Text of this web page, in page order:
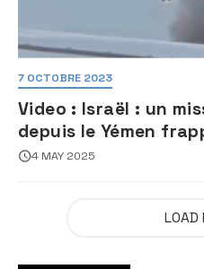
7 OCTOBRE 2023
Video : Israël : un
depuis le Yémen
3 de l’aéroport Ben
4 MAY 2025
LOAD